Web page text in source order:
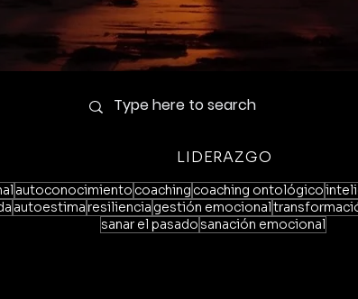
LIDERAZGO
autoconocimiento coaching coaching ontológico
autoestimaresiliencia gestión emocional
sanar el pasado sanación emocional